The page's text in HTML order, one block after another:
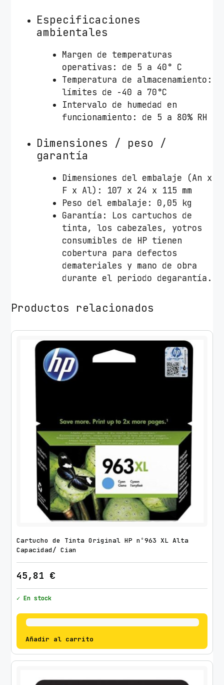
Especificaciones
ambientales
Margen de temperaturas
operativas: de 5 a 40° C
Temperatura de almacenamiento:
límites de -40 a 70°C
Intervalo de humedad en
funcionamiento: de 5 a 80% RH
Dimensiones / peso /
garantía
Dimensiones del embalaje (An x
F x Al): 107 x 24 x 115 mm
Peso del embalaje: 0,05 kg
Garantía: Los cartuchos de
tinta, los cabezales, yotros
consumibles de HP tienen
cobertura para defectos
demateriales y mano de obra
durante el periodo degarantía.
Productos relacionados
Cartucho de Tinta Original HP nº963 XL Alta
Capacidad/ Cian
45,81 €
✓ En stock
Añadir al carrito